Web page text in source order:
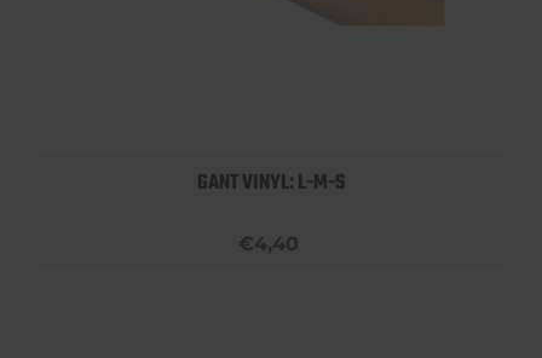
GANT VINYL: L-M-S
€4,40